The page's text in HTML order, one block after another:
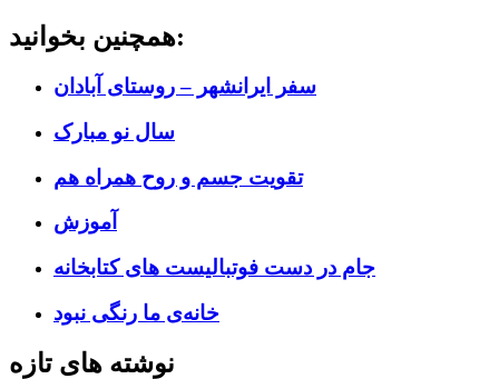
همچنین بخوانید:
سفر ایرانشهر – روستای آبادان
سال نو مبارک
تقویت جسم و روح همراه هم
آموزش
جام در دست فوتبالیست های کتابخانه
خانه‌ی ‌ما رنگی نبود
نوشته های تازه